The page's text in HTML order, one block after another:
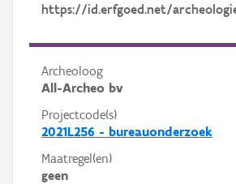
https://id.erfgoed.net/
Archeoloog
All-Archeo bv
Projectcode(s)
2021L256 - bureauonderzoek
Maatregel(en)
geen